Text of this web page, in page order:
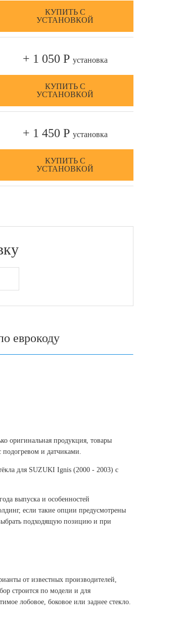
КУПИТЬ С
УСТАНОВКОЙ
+ 1 050 Р установка
КУПИТЬ С
УСТАНОВКОЙ
+ 1 450 Р установка
КУПИТЬ С
УСТАНОВКОЙ
еврокоду
оригинальная продукция, товары
подогревом и датчиками.
для SUZUKI Ignis (2000 - 2003) с
выпуска и особенностей
если такие опции предусмотрены
подходящую позицию и при
от известных производителей,
строится по модели и для
лобовое, боковое или заднее стекло.